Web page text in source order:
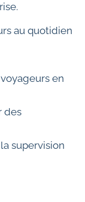
au quotidien
en
des
supervision